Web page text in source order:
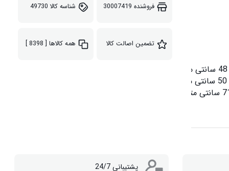
فروشنده 30007419 شناسه کالا 49730
تضمین اصالت کالا همه کالاها [ 8398 ]
پشتیبانی 24/7